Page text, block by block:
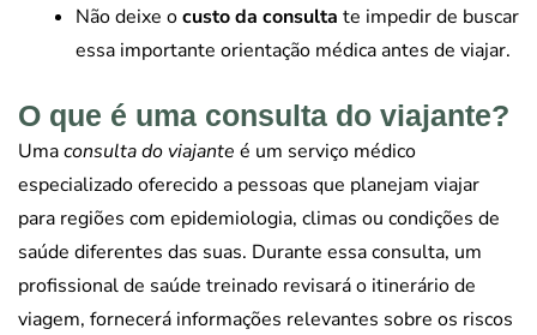
Não deixe ocusto da consulta te impedir de buscar
essa importante orientação médica antes de viajar.
O que é uma consulta do viajante?
Umaconsulta do viajante é um serviço médico
especializado oferecido a pessoas que planejam viajar
para regiões com epidemiologia, climas ou condições de
saúde diferentes das suas. Durante essa consulta, um
profissional de saúde treinado revisará o itinerário de
viagem, fornecerá informações relevantes sobre os riscos